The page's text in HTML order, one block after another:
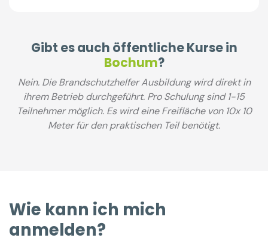
Gibt es auch öffentliche Kurse in
Bochum?
Nein. Die Brandschutzhelfer Ausbildung wird direkt in
ihrem Betrieb durchgeführt. Pro Schulung sind 1-15
Teilnehmer möglich. Es wird eine Freifläche von 10x 10
Meter für den praktischen Teil benötigt.
Wie kann ich mich
anmelden?